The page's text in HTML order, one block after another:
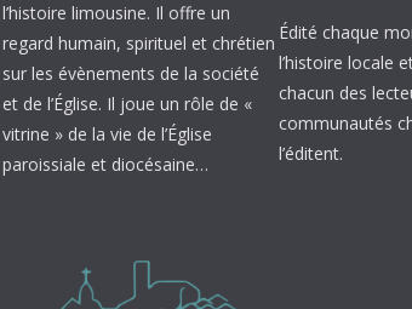
l’histoire limousine. Il offre un
regard humain, spirituel et chrétien
sur les évènements de la société
et de l’Église. Il joue un rôle de «
vitrine » de la vie de l’Église
paroissiale et diocésaine…
Édité chaque
l’histoire locale
chacun des
communautés
l’éditent.